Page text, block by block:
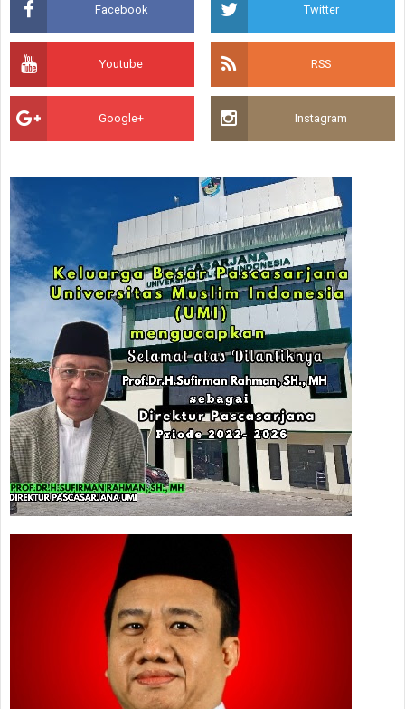
Facebook Twitter
Youtube RSS
Google+ Instagram